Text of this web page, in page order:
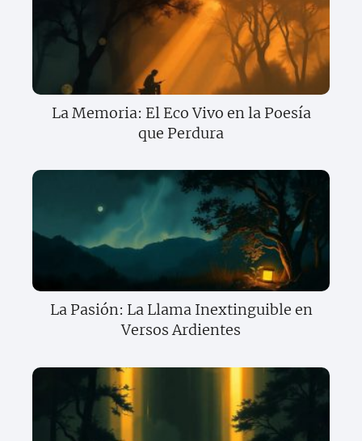
La Memoria: El Eco Vivo en la Poesía
que Perdura
La Pasión: La Llama Inextinguible en
Versos Ardientes